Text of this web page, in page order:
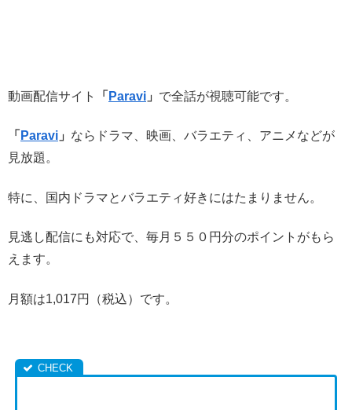
動画配信サイト 「 Paravi 」 で全話が視聴可能です。
「 Paravi 」 ならドラマ、映画、バラエティ、アニメなどが
見放題。
特に、国内ドラマとバラエティ好きにはたまりません。
見逃し配信にも対応で、毎月５５０円分のポイントがもら
えます。
月額は1,017円（税込）です。